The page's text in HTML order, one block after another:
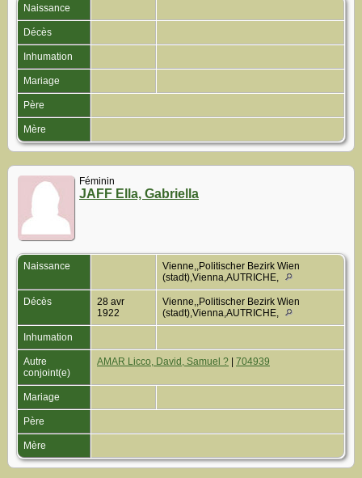
Naissance
Décès
Inhumation
Mariage
Père
Mère
Féminin
JAFF Ella, Gabriella
Naissance
Vienne,,Politischer Bezirk Wien
(stadt),Vienna,AUTRICHE,
Décès
28 avr
1922
Vienne,,Politischer Bezirk Wien
(stadt),Vienna,AUTRICHE,
Inhumation
Autre
conjoint(e)
AMAR Licco, David, Samuel ? 704939
Mariage
Père
Mère